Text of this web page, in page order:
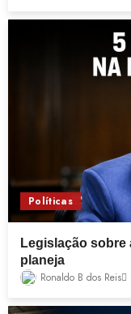
Políticas
Legislação sobre
planeja
Ronaldo B dos Reis